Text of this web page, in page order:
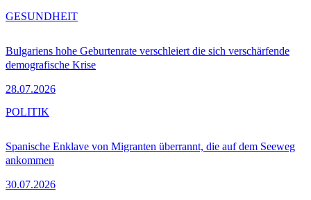
Bulgariens hohe Geburtenrate verschleiert die sich verschärfende
demografische Krise
28.07.2026
GESUNDHEIT
Spanische Enklave von Migranten überrannt, die auf dem Seeweg
ankommen
30.07.2026
POLITIK